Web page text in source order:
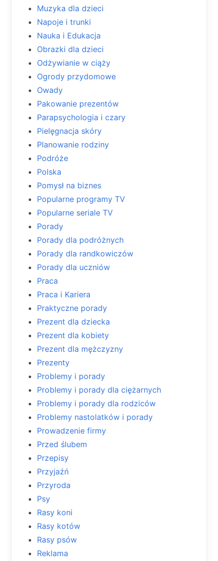
Muzyka dla dzieci
Napoje i trunki
Nauka i Edukacja
Obrazki dla dzieci
Odżywianie w ciąży
Ogrody przydomowe
Owady
Pakowanie prezentów
Parapsychologia i czary
Pielęgnacja skóry
Planowanie rodziny
Podróże
Polska
Pomysł na biznes
Popularne programy TV
Popularne seriale TV
Porady
Porady dla podróżnych
Porady dla randkowiczów
Porady dla uczniów
Praca
Praca i Kariera
Praktyczne porady
Prezent dla dziecka
Prezent dla kobiety
Prezent dla mężczyzny
Prezenty
Problemy i porady
Problemy i porady dla ciężarnych
Problemy i porady dla rodziców
Problemy nastolatków i porady
Prowadzenie firmy
Przed ślubem
Przepisy
Przyjaźń
Przyroda
Psy
Rasy koni
Rasy kotów
Rasy psów
Reklama